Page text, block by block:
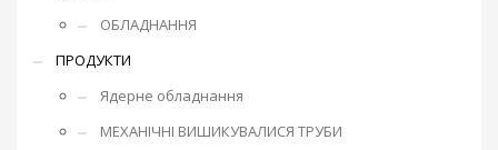
ОБЛАДНАННЯ
ПРОДУКТИ
Ядерне обладнання
МЕХАНІЧНІ ВИШИКУВАЛИСЯ ТРУБИ